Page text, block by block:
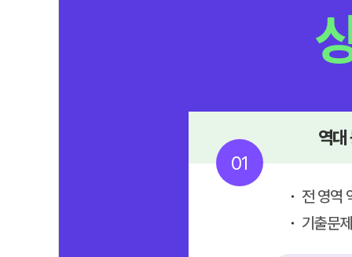
01
역대
전 영역
기출문